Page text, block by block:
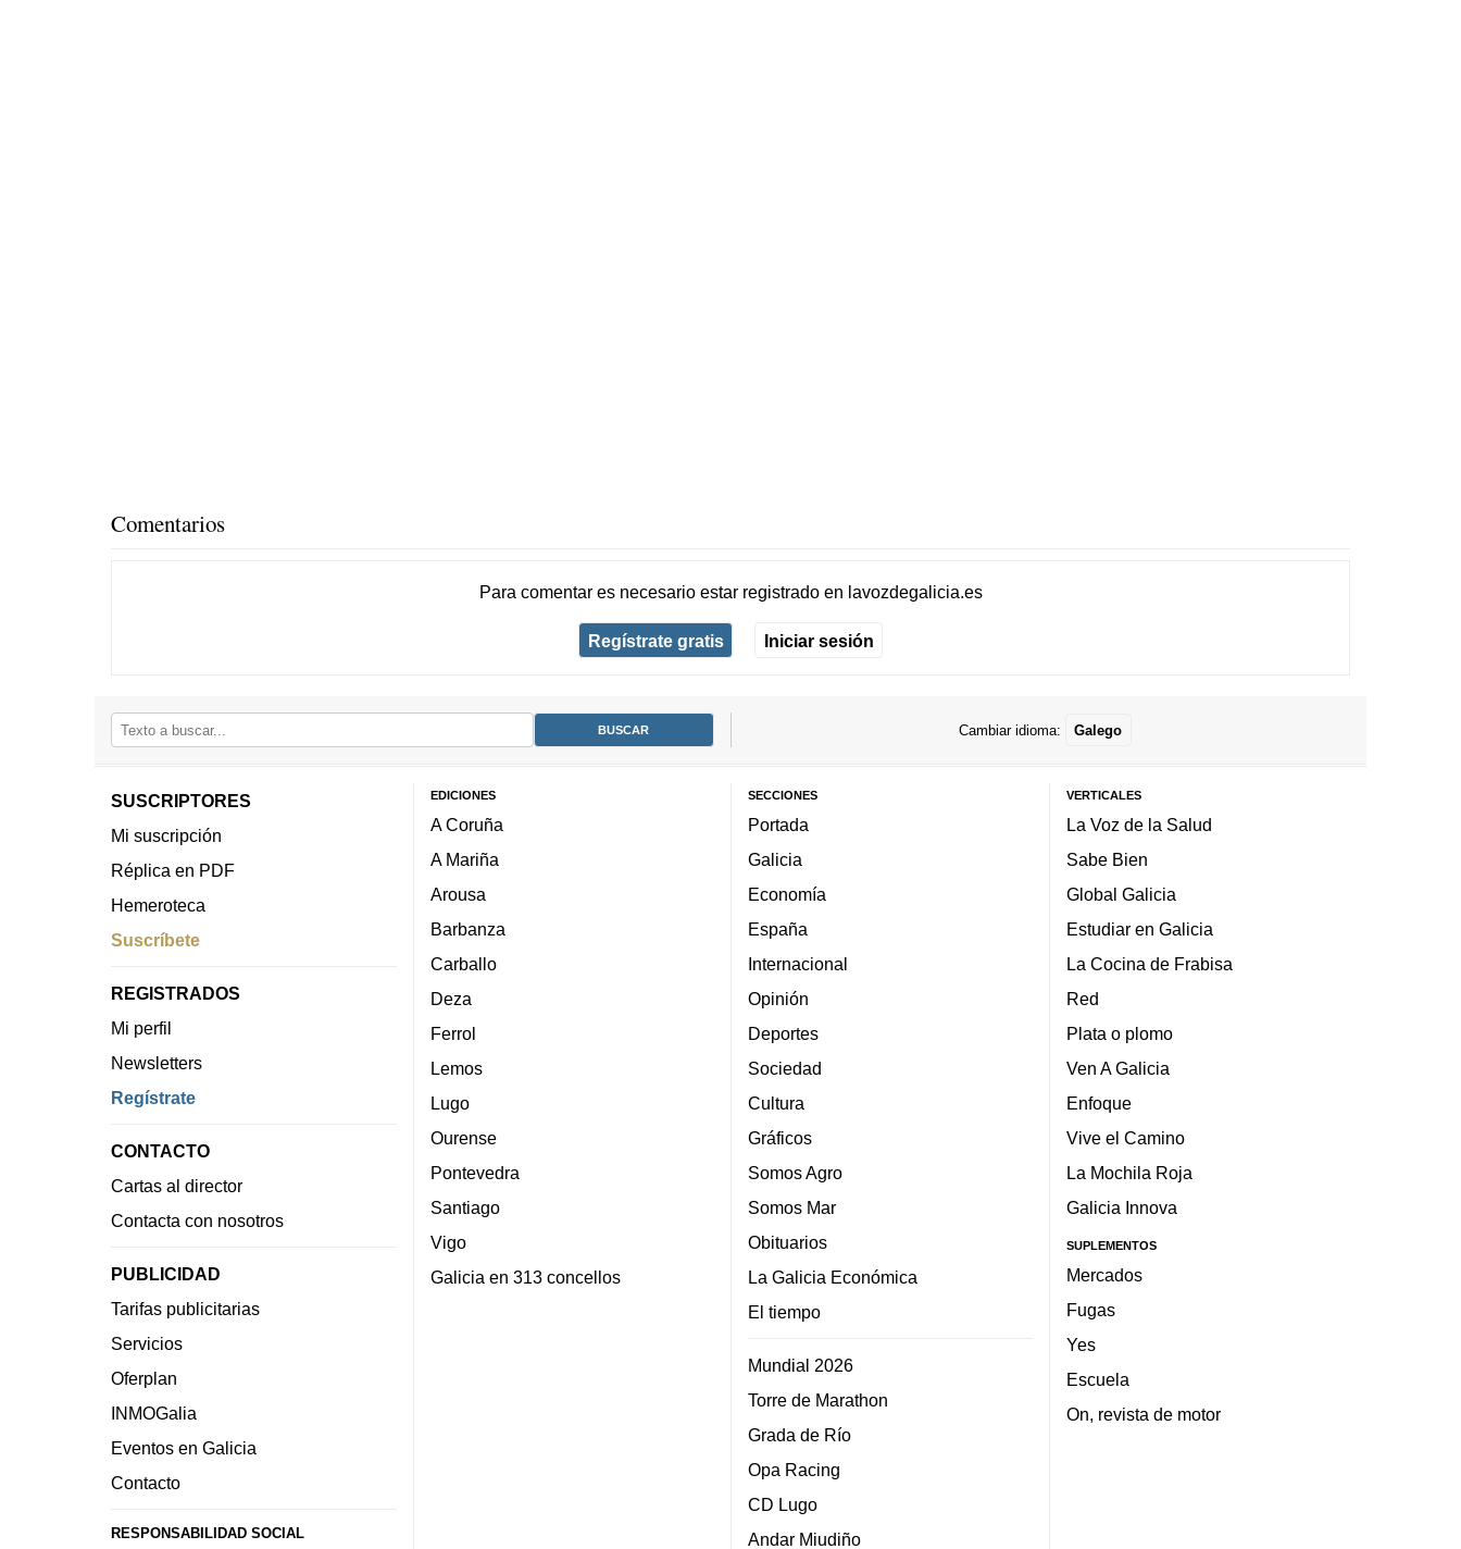
Comentarios
Para comentar es necesario estar registradoen lavozdegalicia.es
Regístrate gratis Iniciar sesión
Cambiar idioma: Galego
SUSCRIPTORES
Mi suscripción
Réplica en PDF
Hemeroteca
Suscríbete
REGISTRADOS
Mi perfil
Newsletters
Regístrate
CONTACTO
Cartas al director
Contacta con nosotros
PUBLICIDAD
Tarifas publicitarias
Servicios
Oferplan
INMOGalia
Eventos en Galicia
Contacto
RESPONSABILIDAD SOCIAL
EDICIONES
A Coruña
A Mariña
Arousa
Barbanza
Carballo
Deza
Ferrol
Lemos
Lugo
Ourense
Pontevedra
Santiago
Vigo
Galicia en 313 concellos
SECCIONES
Portada
Galicia
Economía
España
Internacional
Opinión
Deportes
Sociedad
Cultura
Gráficos
Somos Agro
Somos Mar
Obituarios
La Galicia Económica
El tiempo
Mundial 2026
Torre de Marathon
Grada de Río
Opa Racing
CD Lugo
Andar Miudiño
VERTICALES
La Voz de la Salud
Sabe Bien
Global Galicia
Estudiar en Galicia
La Cocina de Frabisa
Red
Plata o plomo
Ven A Galicia
Enfoque
Vive el Camino
La Mochila Roja
Galicia Innova
SUPLEMENTOS
Mercados
Fugas
Yes
Escuela
On, revista de motor